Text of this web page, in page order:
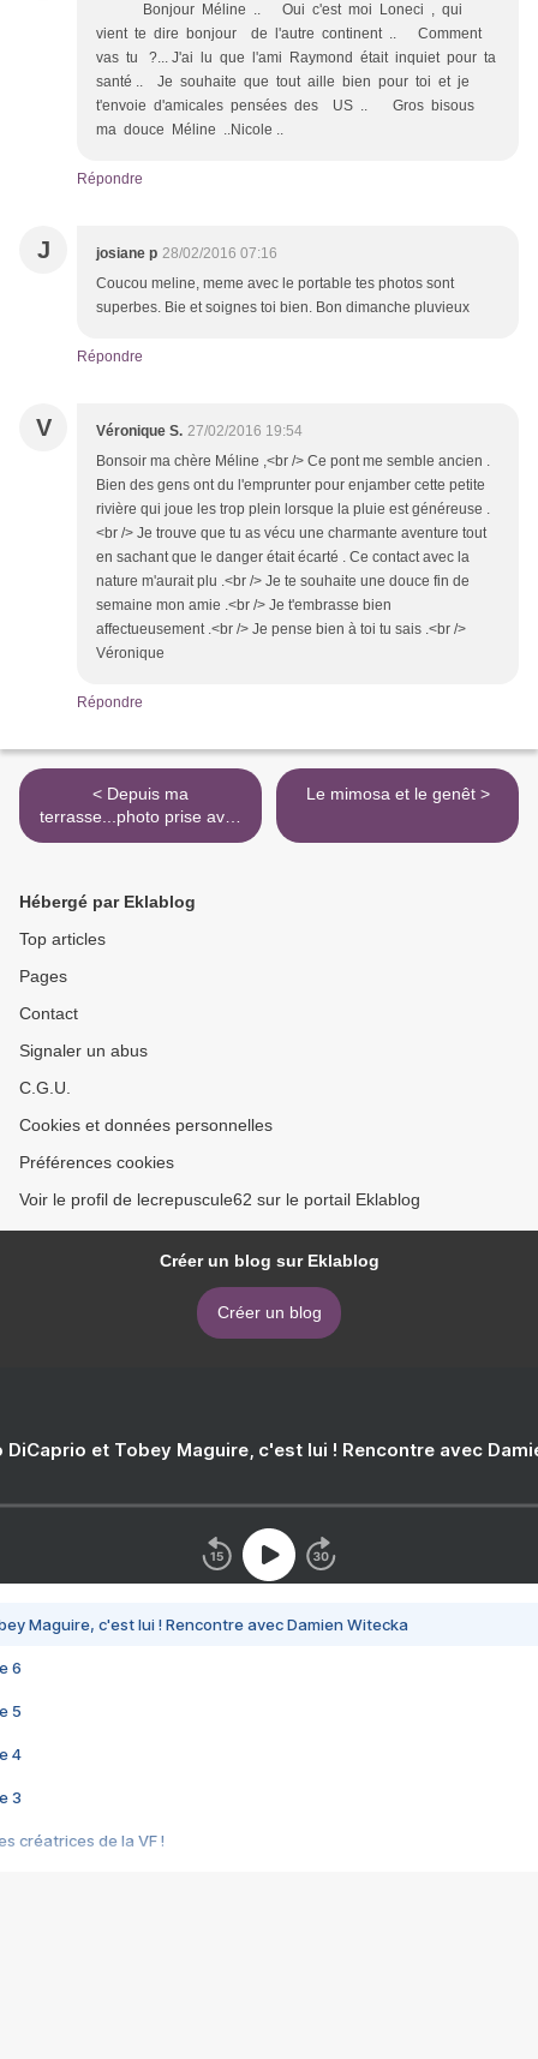
Bonjour Méline .. Oui c'est moi Loneci , qui
vient te dire bonjour de l'autre continent .. Comment
vas tu ?... J'ai lu que l'ami Raymond était inquiet pour ta
santé .. Je souhaite que tout aille bien pour toi et je
t'envoie d'amicales pensées des US .. Gros bisous
ma douce Méline ..Nicole ..
Répondre
J josiane p 28/02/2016 07:16
Coucou meline, meme avec le portable tes photos sont
superbes. Bie et soignes toi bien. Bon dimanche pluvieux
Répondre
V Véronique S. 27/02/2016 19:54
Bonsoir ma chère Méline ,<br /> Ce pont me semble ancien .
Bien des gens ont du l'emprunter pour enjamber cette petite
rivière qui joue les trop plein lorsque la pluie est généreuse .
<br /> Je trouve que tu as vécu une charmante aventure tout
en sachant que le danger était écarté . Ce contact avec la
nature m'aurait plu .<br /> Je te souhaite une douce fin de
semaine mon amie .<br /> Je t'embrasse bien
affectueusement .<br /> Je pense bien à toi tu sais .<br />
Véronique
Répondre
< Depuis ma
terrasse...photo prise avec
le portable
Le mimosa et le genêt >
Hébergé par Eklablog
Top articles
Pages
Contact
Signaler un abus
C.G.U.
Cookies et données personnelles
Préférences cookies
Voir le profil de lecrepuscule62 sur le portail Eklablog
Créer un blog sur Eklablog
Créer un blog
DiCaprio et Tobey Maguire, c'est lui ! Rencontre avec
Maguire, c'est lui ! Rencontre avec Damien Witecka
6
5
4
3
créatrices de la VF !